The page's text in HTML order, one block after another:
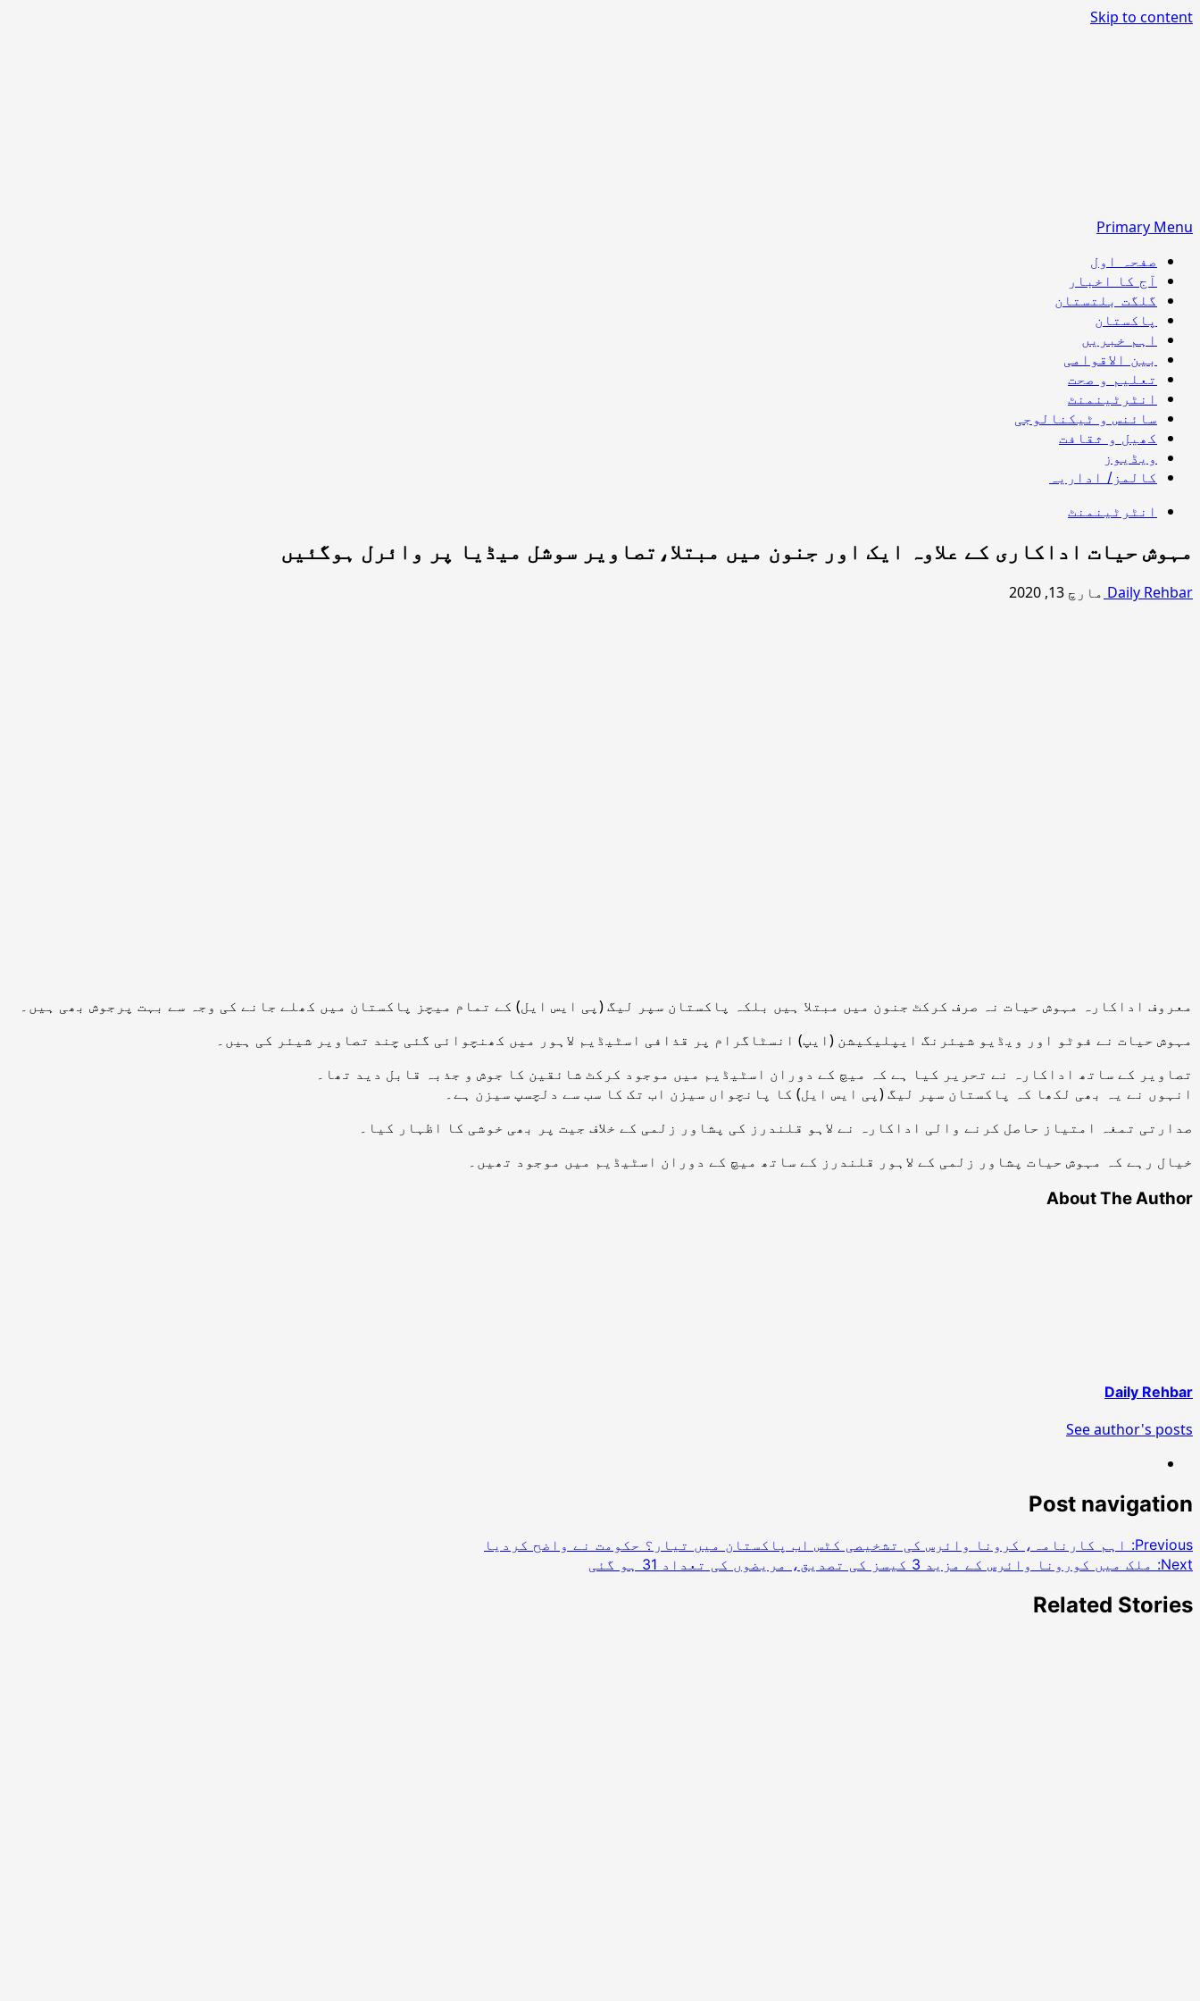
Skip to content
Primary Menu
صفحہ اول
آج کا اخبار
گلگت بلتستان
پاکستان
اہم خبریں
بین الاقوامی
تعلیم و صحت
انٹرٹینمنٹ
سائنس و ٹیکنالوجی
کھیل و ثقافت
ویڈیوز
کالمز/ اداریہ
انٹرٹینمنٹ
مہوش حیات اداکاری کے علاوہ ایک اور جنون میں مبتلا،تصاویر سوشل میڈیا پر وائرل ہوگئیں
Daily Rehbar مارچ 13, 2020
معروف اداکارہ مہوش حیات نہ صرف کرکٹ جنون میں مبتلا ہیں بلکہ پاکستان سپر لیگ (پی ایس ایل) کے تمام میچز پاکستان میں کھلے جانے کی وجہ سے بہت پرجوش بھی ہیں۔
مہوش حیات نے فوٹو اور ویڈیو شیئرنگ ایپلیکیشن (ایپ) انسٹاگرام پر قذافی اسٹیڈیم لاہور میں کھنچوائی گئی چند تصاویر شیئر کی ہیں۔
تصاویر کے ساتھ اداکارہ نے تحریر کیا ہے کہ میچ کے دوران اسٹیڈیم میں موجود کرکٹ شائقین کا جوش و جذبہ قابل دید تھا۔
انہوں نے یہ بھی لکھا کہ پاکستان سپر لیگ (پی ایس ایل) کا پانچواں سیزن اب تک کا سب سے دلچسپ سیزن ہے۔
صدارتی تمغہ امتیاز حاصل کرنے والی اداکارہ نے لاہو قلندرز کی پشاور زلمی کے خلاف جیت پر بھی خوشی کا اظہار کیا۔
خیال رہے کہ مہوش حیات پشاور زلمی کے لاہور قلندرز کے ساتھ میچ کے دوران اسٹیڈیم میں موجود تھیں۔
About The Author
Daily Rehbar
See author's posts
Post navigation
Previous:
اہم کارنامہ، کرونا وائرس کی تشخیصی کٹس اب پاکستان میں تیار؟ حکومت نے واضح کردیا
Next:
ملک میں کورونا وائرس کے مزید 3 کیسز کی تصدیق، مریضوں کی تعداد 31 ہو گئی
Related Stories